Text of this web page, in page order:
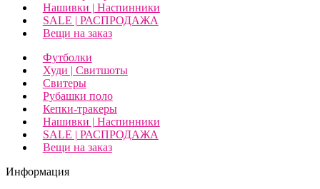
Нашивки | Наспинники
SALE | РАСПРОДАЖА
Вещи на заказ
Футболки
Худи | Свитшоты
Свитеры
Рубашки поло
Кепки-тракеры
Нашивки | Наспинники
SALE | РАСПРОДАЖА
Вещи на заказ
Информация